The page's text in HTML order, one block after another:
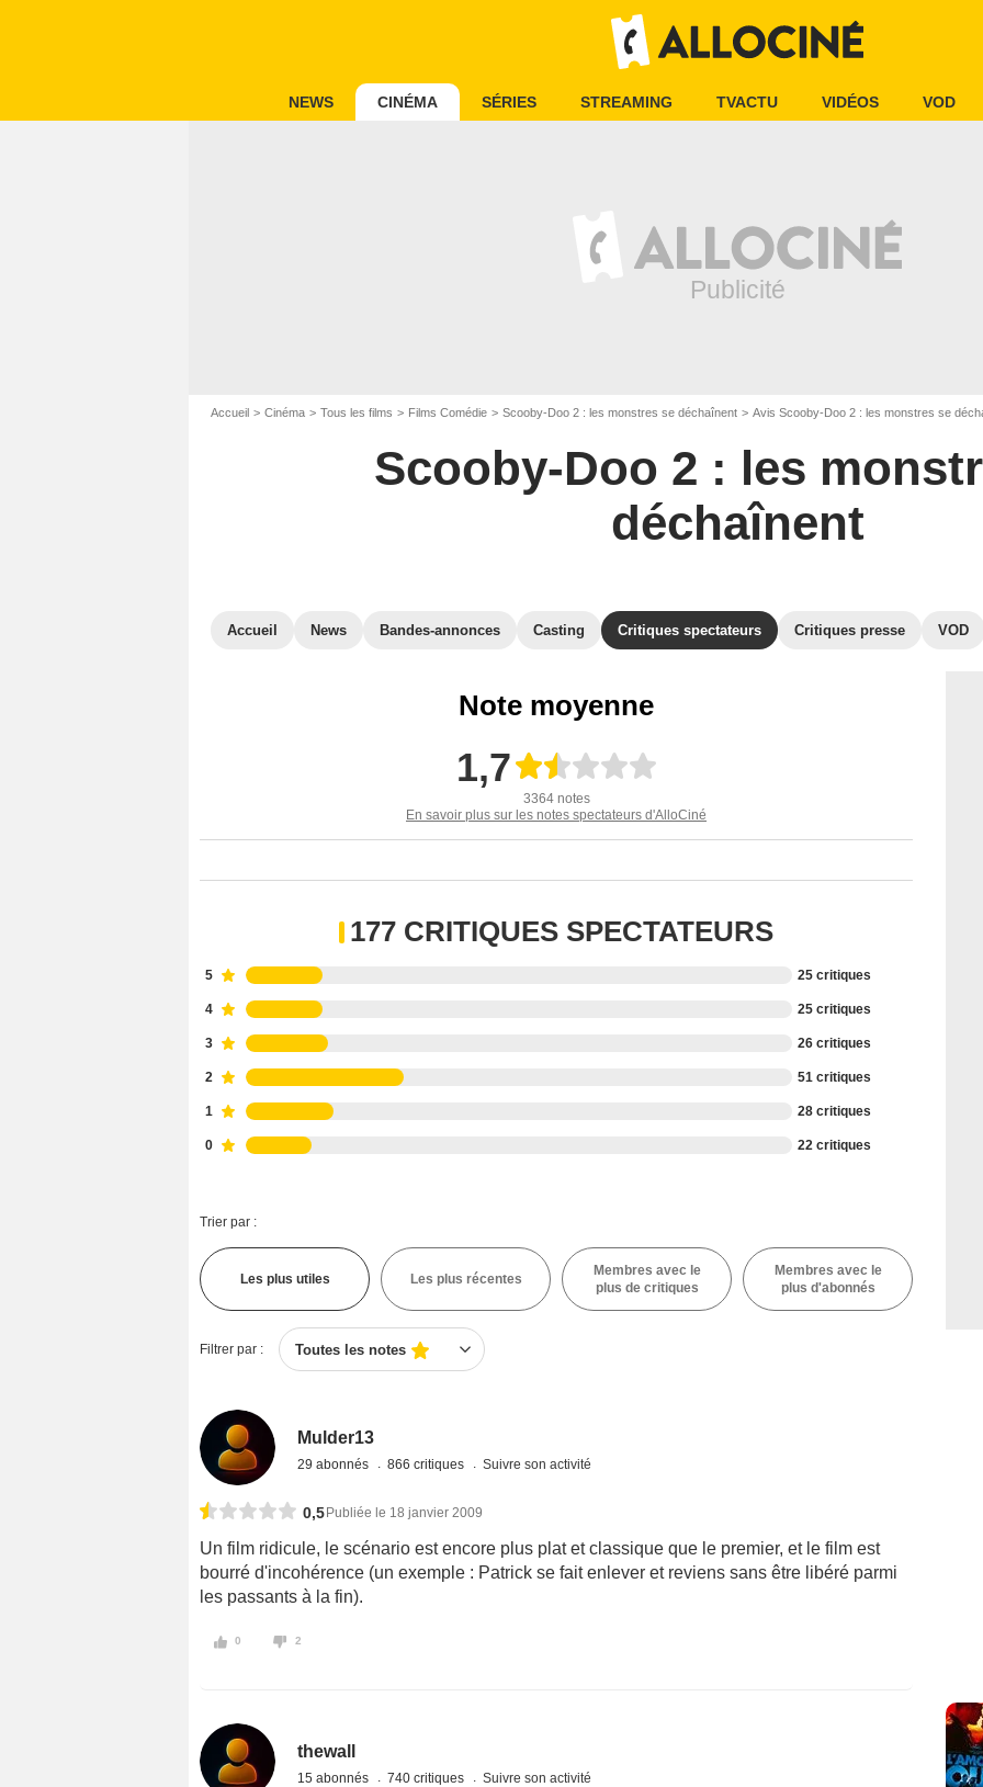
NEWS CINÉMA SÉRIES STREAMING TVACTU VIDÉOS VOD
Accueil Cinéma Tous les films Films Comédie Scooby-Doo 2 : les monstres se déchaînent Avis Scooby-Doo 2 : les monstres se
Scooby-Doo 2 : les
déchaînent
Accueil News Bandes-annonces Casting Critiques spectateurs Critiques presse VOD
Note moyenne
1,7
3364 notes
En savoir plus sur les notes spectateurs d'AlloCiné
177 CRITIQUES SPECTATEURS
5 25 critiques
4 25 critiques
3 26 critiques
2 51 critiques
1 28 critiques
0 22 critiques
Trier par :
Les plus utiles Les plus récentes
Membres avec le
plus de critiques
Membres avec le
plus d'abonnés
Filtrer par : Toutes les notes
Mulder13
29 abonnés 866 critiques Suivre son activité
0,5 Publiée le 18 janvier 2009
Un film ridicule, le scénario est encore plus plat et classique que le premier, et le film est
bourré d'incohérence (un exemple : Patrick se fait enlever et reviens sans être libéré parmi
les passants à la fin).
0 2
thewall
15 abonnés 740 critiques Suivre son activité